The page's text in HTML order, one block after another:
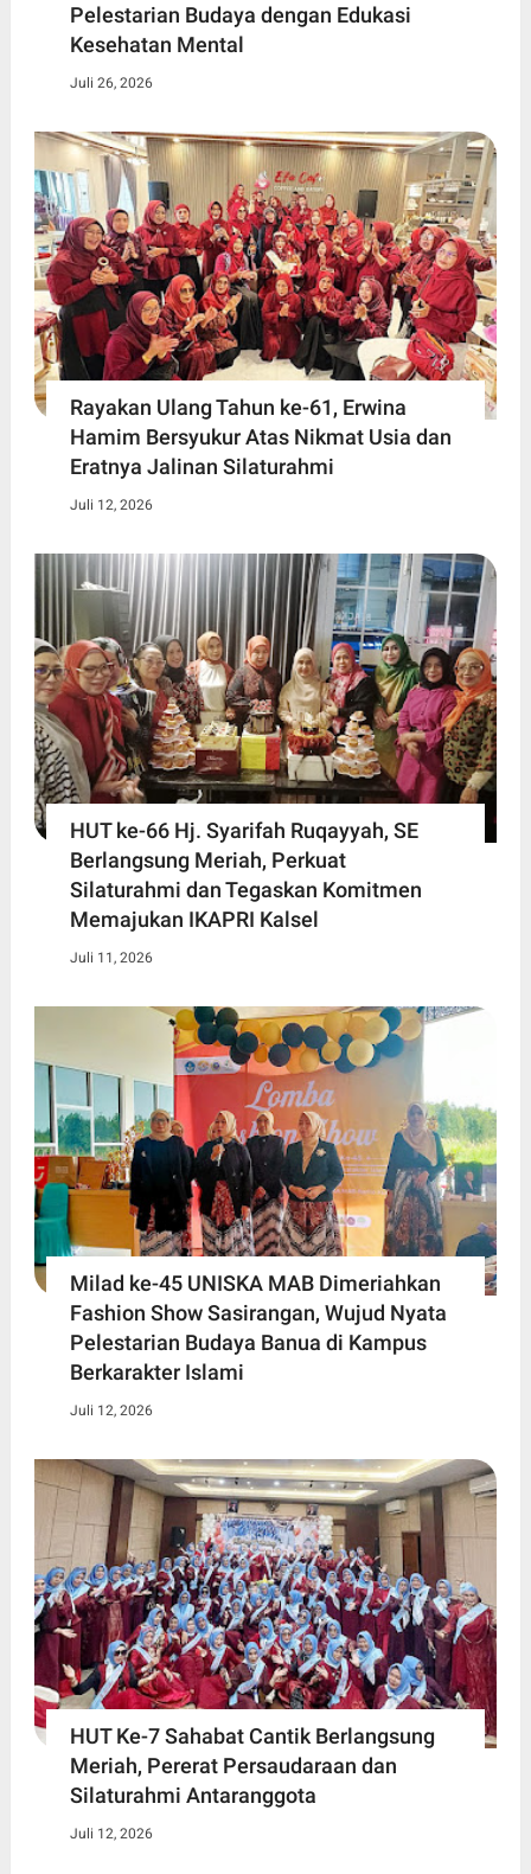
Pelestarian Budaya dengan Edukasi
Kesehatan Mental
Juli 26, 2026
Rayakan Ulang Tahun ke-61, Erwina
Hamim Bersyukur Atas Nikmat Usia dan
Eratnya Jalinan Silaturahmi
Juli 12, 2026
HUT ke-66 Hj. Syarifah Ruqayyah, SE
Berlangsung Meriah, Perkuat
Silaturahmi dan Tegaskan Komitmen
Memajukan IKAPRI Kalsel
Juli 11, 2026
Milad ke-45 UNISKA MAB Dimeriahkan
Fashion Show Sasirangan, Wujud Nyata
Pelestarian Budaya Banua di Kampus
Berkarakter Islami
Juli 12, 2026
HUT Ke-7 Sahabat Cantik Berlangsung
Meriah, Pererat Persaudaraan dan
Silaturahmi Antaranggota
Juli 12, 2026